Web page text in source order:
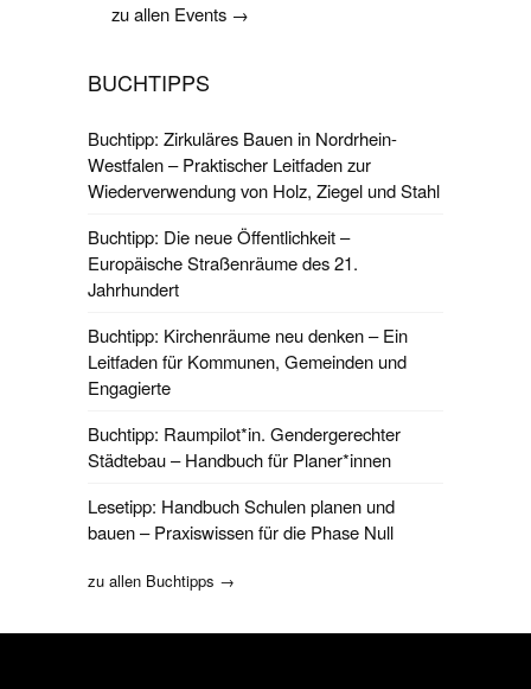
zu allen Events →
BUCHTIPPS
Buchtipp: Zirkuläres Bauen in Nordrhein-
Westfalen – Praktischer Leitfaden zur
Wiederverwendung von Holz, Ziegel und Stahl
Buchtipp: Die neue Öffentlichkeit –
Europäische Straßenräume des 21.
Jahrhundert
Buchtipp: Kirchenräume neu denken – Ein
Leitfaden für Kommunen, Gemeinden und
Engagierte
Buchtipp: Raumpilot*in. Gendergerechter
Städtebau – Handbuch für Planer*innen
Lesetipp: Handbuch Schulen planen und
bauen – Praxiswissen für die Phase Null
zu allen Buchtipps →